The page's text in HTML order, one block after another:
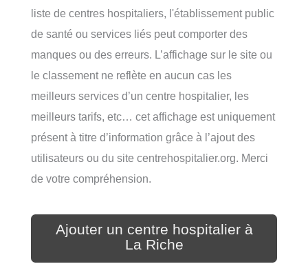
liste de centres hospitaliers, l'établissement public
de santé ou services liés peut comporter des
manques ou des erreurs. L’affichage sur le site ou
le classement ne reflète en aucun cas les
meilleurs services d’un centre hospitalier, les
meilleurs tarifs, etc… cet affichage est uniquement
présent à titre d’information grâce à l’ajout des
utilisateurs ou du site centrehospitalier.org. Merci
de votre compréhension.
Ajouter un centre hospitalier à
La Riche